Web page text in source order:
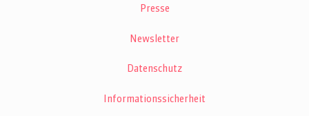
Presse
Newsletter
Datenschutz
Informationssicherheit